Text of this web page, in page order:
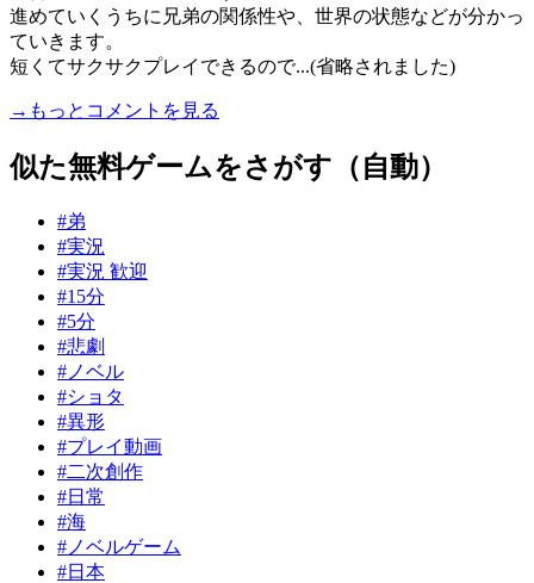
進めていくうちに兄弟の関係性や、世界の状態などが分かっ
ていきます。
短くてサクサクプレイできるので...(省略されました)
→もっとコメントを見る
似た無料ゲームをさがす（自動）
#弟
#実況
#実況 歓迎
#15分
#5分
#悲劇
#ノベル
#ショタ
#異形
#プレイ動画
#二次創作
#日常
#海
#ノベルゲーム
#日本